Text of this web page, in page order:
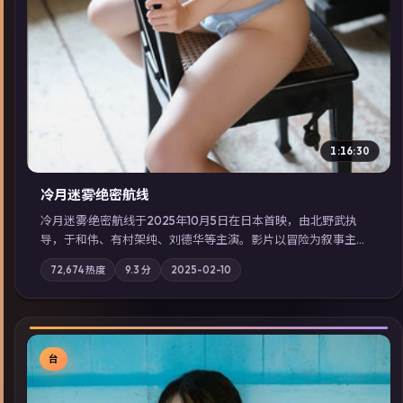
1:16:30
冷月迷雾·绝密航线
冷月迷雾·绝密航线于2025年10月5日在日本首映，由北野武执
导，于和伟、有村架纯、刘德华等主演。影片以冒险为叙事主
轴，记忆碎片重组后，主角发现自己从未活过“真实”的一天；摄
影与配乐强化地域气质；站内亦可通过「国产免费观看高清电视
剧在线看」延展检索同类型高分佳作，畅享高清在线追剧体验。
72,674热度 9.3 分 2025-02-10
台